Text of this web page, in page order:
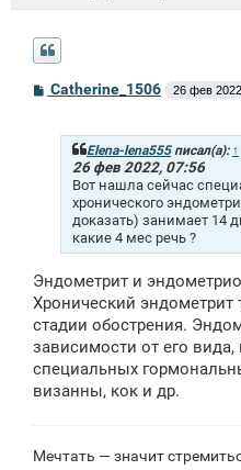
СCatherine_1506 26 фев
Elena-lena555писал(а): ↑
26 фев 2022, 07:56
Вот нашла сейчас
хронического
доказать) занимает 14
какие 4 мес речь ?
Эндометрит и
Хронический эндометрит
стадии обострения.
зависимости от его
специальных
визанны, кок и др.
Мечтать — значит